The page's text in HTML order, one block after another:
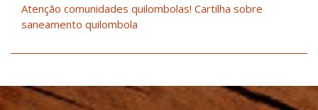
Atenção comunidades quilombolas! Cartilha sobre
saneamento quilombola